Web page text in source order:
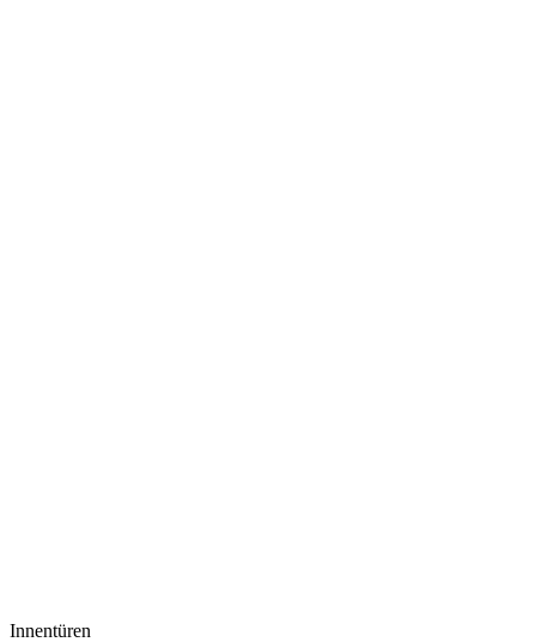
Innentüren